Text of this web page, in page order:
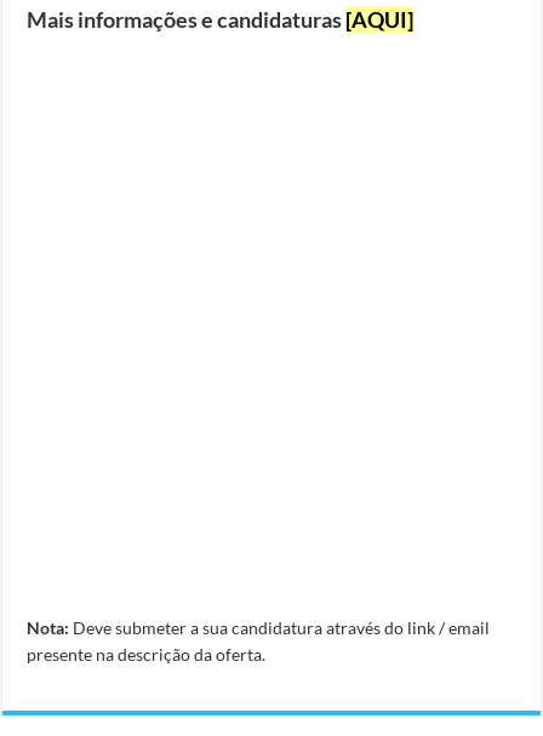
Mais informações e candidaturas[AQUI]
Nota: Deve submeter a sua candidatura através do link / email
presente na descrição da oferta.